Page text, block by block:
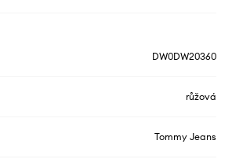
DW0DW20360
růžová
Tommy Jeans